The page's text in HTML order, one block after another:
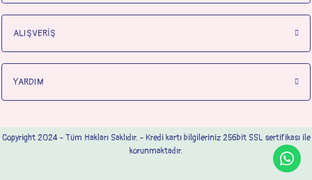
ALIŞVERİŞ
YARDIM
Copyright 2024 - Tüm Hakları Saklıdır. - Kredi kartı bilgileriniz 256bit SSL sertifikası ile
korunmaktadır.